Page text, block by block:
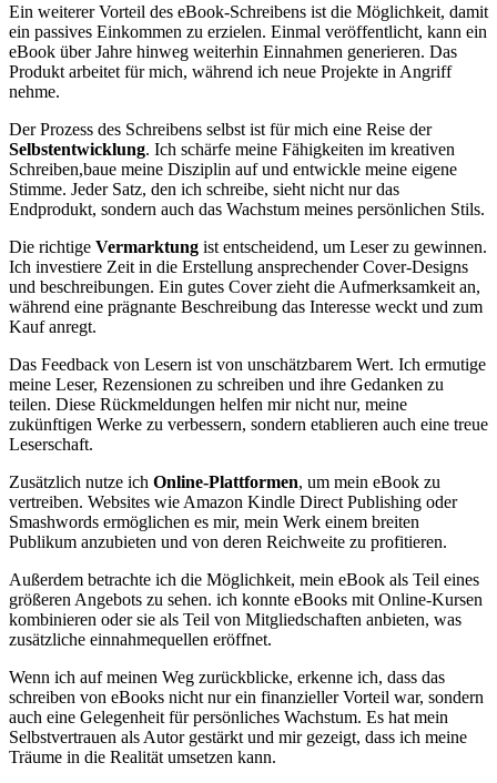
Ein weiterer Vorteil des eBook-Schreibens ist die Möglichkeit, damit
ein⁢ passives ​Einkommen zu erzielen. Einmal veröffentlicht, kann ⁣ein
eBook über Jahre hinweg weiterhin Einnahmen generieren. Das
Produkt arbeitet für mich,‍ während ich neue Projekte in Angriff‌
nehme.
Der Prozess des Schreibens selbst ist für ​mich eine​ Reise der
Selbstentwicklung. Ich‍ schärfe⁤ meine ⁢Fähigkeiten im kreativen
Schreiben,baue meine Disziplin auf und entwickle meine eigene
Stimme. ​Jeder Satz, den ich schreibe, sieht nicht nur das
Endprodukt,⁣ sondern auch‍ das⁢ Wachstum meines persönlichen Stils.
Die richtige Vermarktung ist entscheidend, um Leser zu gewinnen.⁤
Ich investiere Zeit in die Erstellung ansprechender Cover-Designs
und beschreibungen. Ein gutes Cover zieht die Aufmerksamkeit ⁣an,
während‍ eine prägnante Beschreibung das Interesse weckt und zum
Kauf anregt.
Das⁢ Feedback ⁢von Lesern ist von ⁢unschätzbarem Wert. Ich ermutige
meine Leser, Rezensionen zu schreiben und ihre Gedanken ‌zu
teilen. Diese Rückmeldungen helfen mir nicht nur, meine
zukünftigen Werke zu verbessern, sondern etablieren auch eine treue
Leserschaft.
Zusätzlich nutze ich Online-Plattformen, um mein⁣ eBook zu
vertreiben. Websites wie Amazon Kindle Direct Publishing oder
Smashwords ermöglichen es mir, mein Werk einem breiten
Publikum anzubieten und von deren Reichweite‍ zu profitieren.
Außerdem betrachte ich die Möglichkeit, mein eBook als Teil eines
größeren Angebots zu sehen. ich konnte eBooks mit⁢ Online-Kursen
kombinieren oder sie als Teil von Mitgliedschaften anbieten, was
zusätzliche einnahmequellen eröffnet.
Wenn ich⁤ auf meinen ‍Weg zurückblicke, erkenne ‍ich, dass ​das
schreiben‍ von eBooks nicht nur ein‌ finanzieller Vorteil war, sondern
auch eine Gelegenheit für persönliches Wachstum. Es ‍hat mein
Selbstvertrauen als Autor gestärkt und mir gezeigt, ​dass ich meine
Träume in ⁢die Realität umsetzen kann.